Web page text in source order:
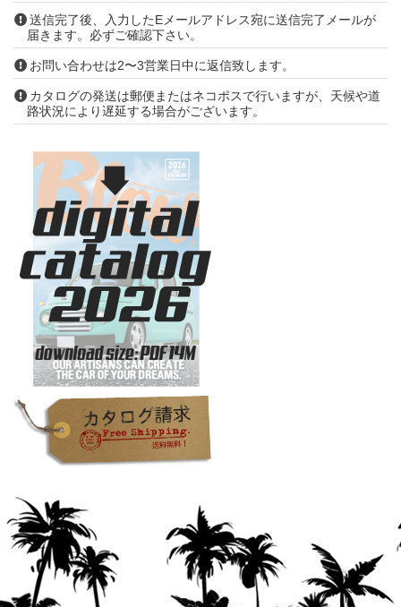
送信完了後、入力したEメールアドレス宛に送信完了メールが
届きます。必ずご確認下さい。
お問い合わせは2〜3営業日中に返信致します。
カタログの発送は郵便またはネコポスで行いますが、天候や道
路状況により遅延する場合がございます。